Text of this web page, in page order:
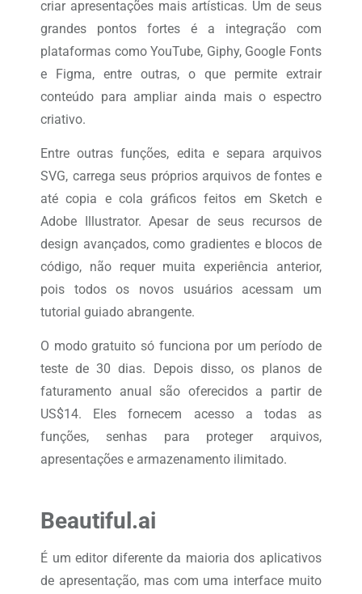
criar apresentações mais artísticas. Um de seus
grandes pontos fortes é a integração com
plataformas como YouTube, Giphy, Google Fonts
e Figma, entre outras, o que permite extrair
conteúdo para ampliar ainda mais o espectro
criativo.
Entre outras funções, edita e separa arquivos
SVG, carrega seus próprios arquivos de fontes e
até copia e cola gráficos feitos em Sketch e
Adobe Illustrator. Apesar de seus recursos de
design avançados, como gradientes e blocos de
código, não requer muita experiência anterior,
pois todos os novos usuários acessam um
tutorial guiado abrangente.
O modo gratuito só funciona por um período de
teste de 30 dias. Depois disso, os planos de
faturamento anual são oferecidos a partir de
US$14. Eles fornecem acesso a todas as
funções, senhas para proteger arquivos,
apresentações e armazenamento ilimitado.
Beautiful.ai
É um editor diferente da maioria dos aplicativos
de apresentação, mas com uma interface muito